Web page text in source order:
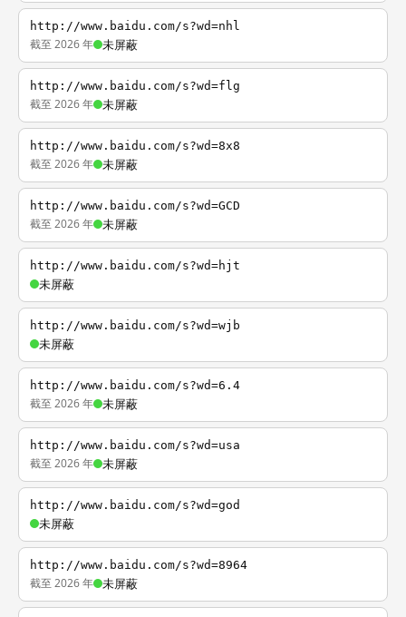
http://www.baidu.com/s?wd=nhl
截至 2026 年 未屏蔽
http://www.baidu.com/s?wd=flg
截至 2026 年 未屏蔽
http://www.baidu.com/s?wd=8x8
截至 2026 年 未屏蔽
http://www.baidu.com/s?wd=GCD
截至 2026 年 未屏蔽
http://www.baidu.com/s?wd=hjt
未屏蔽
http://www.baidu.com/s?wd=wjb
未屏蔽
http://www.baidu.com/s?wd=6.4
截至 2026 年 未屏蔽
http://www.baidu.com/s?wd=usa
截至 2026 年 未屏蔽
http://www.baidu.com/s?wd=god
未屏蔽
http://www.baidu.com/s?wd=8964
截至 2026 年 未屏蔽